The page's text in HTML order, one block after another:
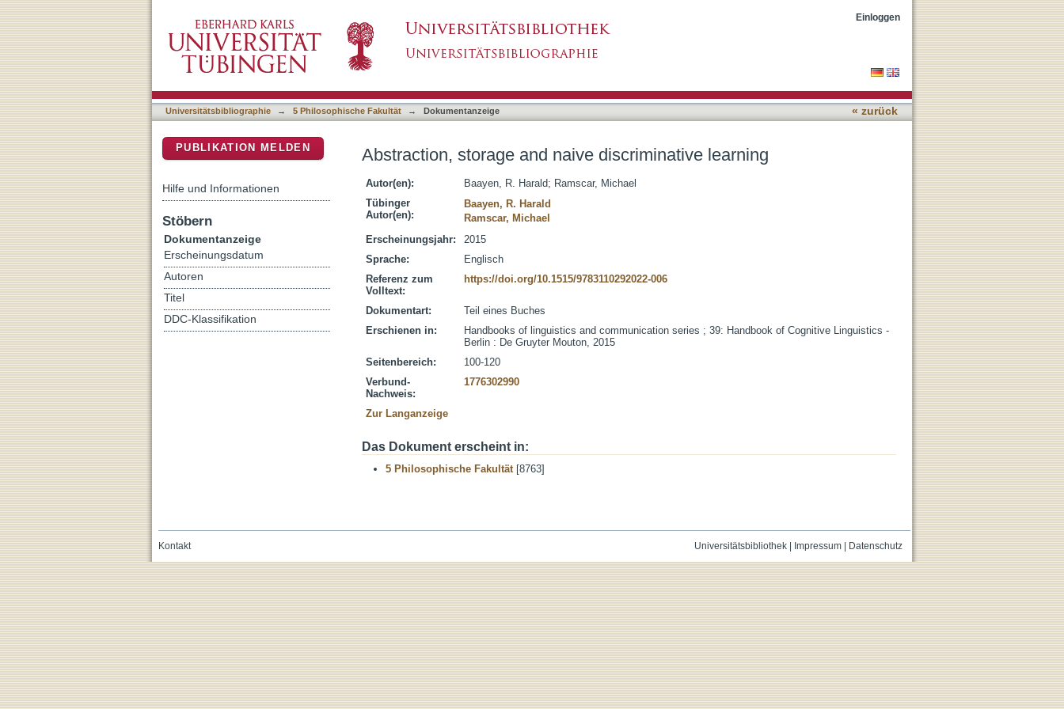
Einloggen
Universitätsbibliographie → 5 Philosophische Fakultät → Dokumentanzeige « zurück
Abstraction, storage and naive discriminative learning
Autor(en): Baayen, R. Harald; Ramscar, Michael
Tübinger
Autor(en):
Baayen, R. Harald
Ramscar, Michael
Erscheinungsjahr:
2015
Sprache:
Englisch
Referenz zum
Volltext:
https://doi.org/10.1515/9783110292022-006
Dokumentart:
Teil eines Buches
Erschienen in:
Handbooks of linguistics and communication series ; 39: Handbook of Cognitive Linguistics -
Berlin : De Gruyter Mouton, 2015
Seitenbereich:
100-120
Verbund-
Nachweis:
1776302990
Zur Langanzeige
Das Dokument erscheint in:
5 Philosophische Fakultät[8763]
PUBLIKATION MELDEN
Hilfe und Informationen
Stöbern
Dokumentanzeige
Erscheinungsdatum
Autoren
Titel
DDC-Klassifikation
Universitätsbibliothek| Impressum| Datenschutz
Kontakt